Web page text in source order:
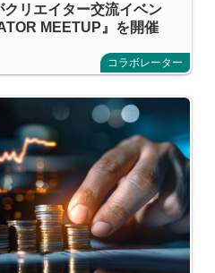
リエイター交流イベン
MEETUP』を開催
コラボレーター